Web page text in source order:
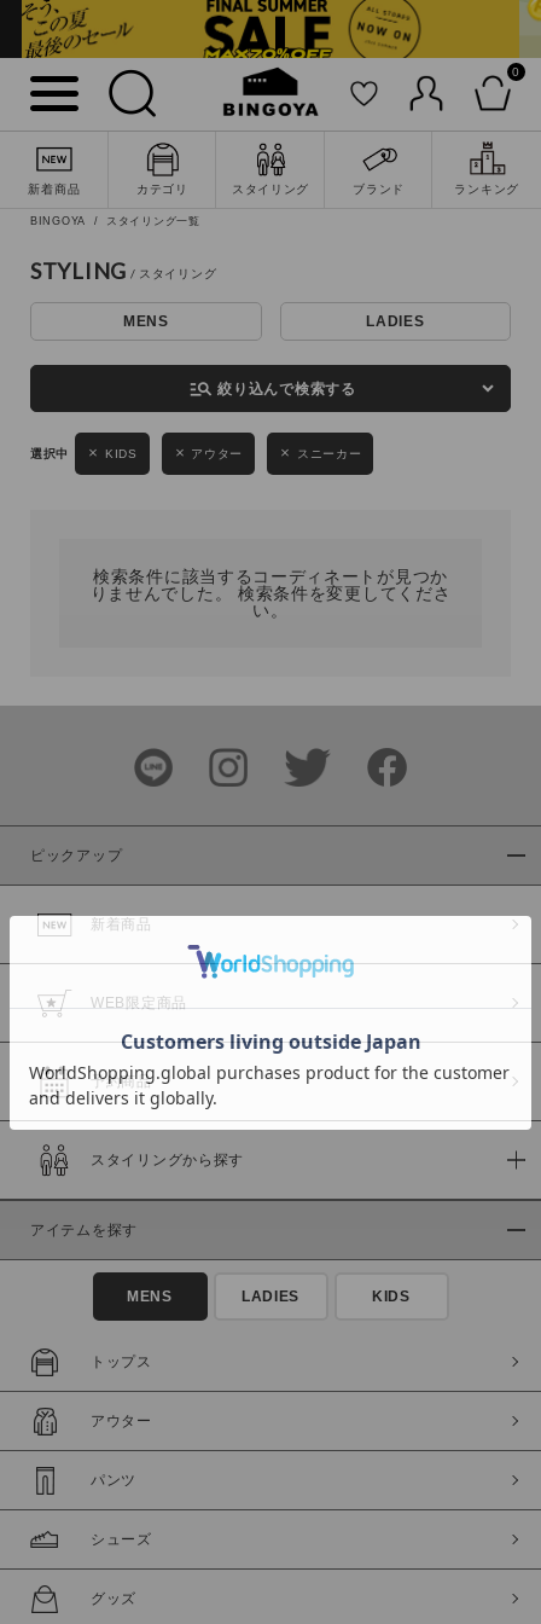
0
新着商品 カテゴリ スタイリング ブランド ランキング
詳細検索
カラー
価格
～
商品タイプ
通常商品 予約商品
在庫
在庫あり 在庫なし含む
BINGOYA スタイリング一覧
STYLING
MENS LADIES
manage_search 絞り込んで検索する
KIDS アウター スニーカー
検索条件に該当するコーディネートが見つか
りませんでした。 検索条件を変更してくださ
い。
ピックアップ
新着商品
WEB限定商品
予約商品
スタイリングから探す
アイテムを探す
MENS LADIES KIDS
トップス
アウター
パンツ
シューズ
グッズ